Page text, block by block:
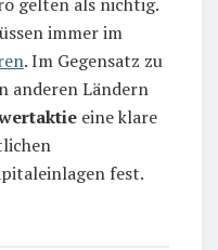
immer im
. Im Gegensatz zu
anderen Ländern
eine klare
fest.